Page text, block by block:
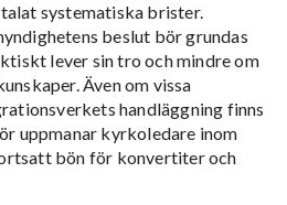
systematiska brister.
beslut bör grundas
lever sin tro och mindre om
Även om vissa
handläggning finns
uppmanar kyrkoledare inom
bön för konvertiter och